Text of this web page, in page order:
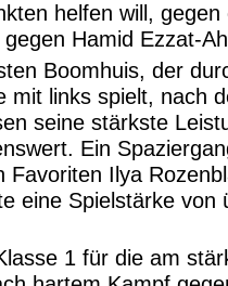
helfen will,
Hamid Ezzat-
Boomhuis, der
mit links spielt, nach
seine stärkste
Ein
Favoriten Ilya
eine Spielstärke
1 für die am